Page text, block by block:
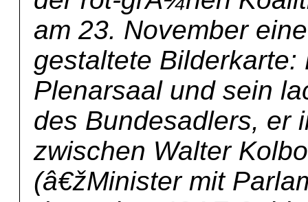
am 23. November
gestaltete
Plenarsaal und sein
des Bundesadlers, er
zwischen Walter
(â€žMinister mit